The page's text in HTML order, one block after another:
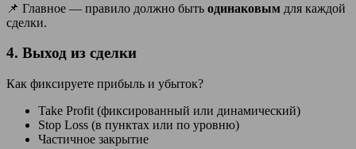
📌 Главное — правило должно быть одинаковым для каждой
сделки.
4. Выход из сделки
Как фиксируете прибыль и убыток?
Take Profit (фиксированный или динамический)
Stop Loss (в пунктах или по уровню)
Частичное закрытие